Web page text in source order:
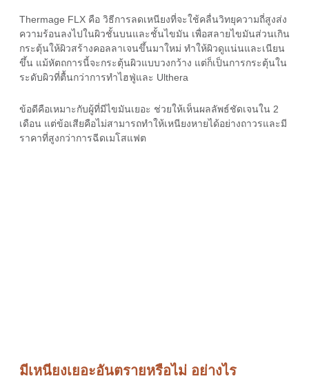
Thermage FLX คือ วิธีการลดเหนียงที่จะใช้คลื่นวิทยุความถี่สูงส่ง
ความร้อนลงไปในผิวชั้นบนและชั้นไขมัน เพื่อสลายไขมันส่วนเกิน
กระตุ้นให้ผิวสร้างคอลลาเจนขึ้นมาใหม่ ทำให้ผิวดูแน่นและเนียน
ขึ้น แม้หัตถการนี้จะกระตุ้นผิวแบบวงกว้าง แต่ก็เป็นการกระตุ้นใน
ระดับผิวที่ตื้นกว่าการทำไฮฟู่และ Ulthera
ข้อดีคือเหมาะกับผู้ที่มีไขมันเยอะ ช่วยให้เห็นผลลัพธ์ชัดเจนใน 2
เดือน แต่ข้อเสียคือไม่สามารถทำให้เหนียงหายได้อย่างถาวรและมี
ราคาที่สูงกว่าการฉีดเมโสแฟต
มีเหนียงเยอะอันตรายหรือไม่ อย่างไร